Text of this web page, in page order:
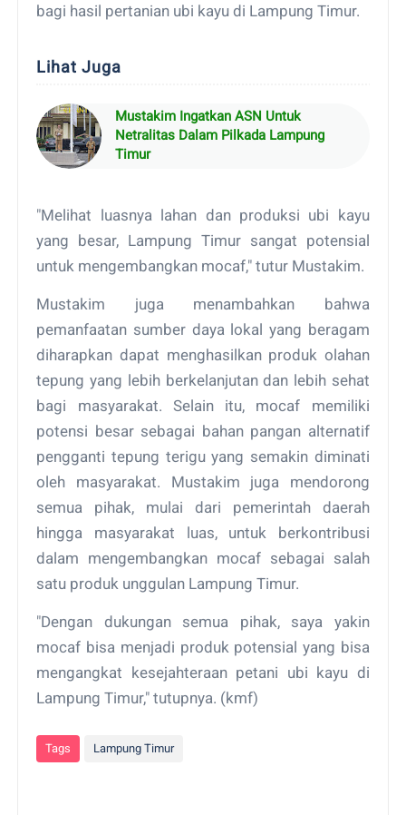
bagi hasil pertanian ubi kayu di Lampung Timur.
Lihat Juga
Mustakim Ingatkan ASN Untuk
Netralitas Dalam Pilkada Lampung
Timur
"Melihat luasnya lahan dan produksi ubi kayu
yang besar, Lampung Timur sangat potensial
untuk mengembangkan mocaf," tutur Mustakim.
Mustakim juga menambahkan bahwa
pemanfaatan sumber daya lokal yang beragam
diharapkan dapat menghasilkan produk olahan
tepung yang lebih berkelanjutan dan lebih sehat
bagi masyarakat. Selain itu, mocaf memiliki
potensi besar sebagai bahan pangan alternatif
pengganti tepung terigu yang semakin diminati
oleh masyarakat. Mustakim juga mendorong
semua pihak, mulai dari pemerintah daerah
hingga masyarakat luas, untuk berkontribusi
dalam mengembangkan mocaf sebagai salah
satu produk unggulan Lampung Timur.
"Dengan dukungan semua pihak, saya yakin
mocaf bisa menjadi produk potensial yang bisa
mengangkat kesejahteraan petani ubi kayu di
Lampung Timur," tutupnya. (kmf)
Tags Lampung Timur